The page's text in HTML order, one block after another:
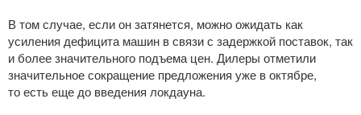
В том случае, если он затянется, можно ожидать как
усиления дефицита машин в связи с задержкой поставок, так
и более значительного подъема цен. Дилеры отметили
значительное сокращение предложения уже в октябре,
то есть еще до введения локдауна.